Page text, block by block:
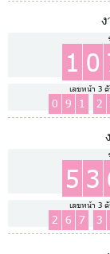
1 0
เลขหน้า 3 ตั
0 9 1 2
5 3
เลขหน้า 3 ตั
2 6 7 3